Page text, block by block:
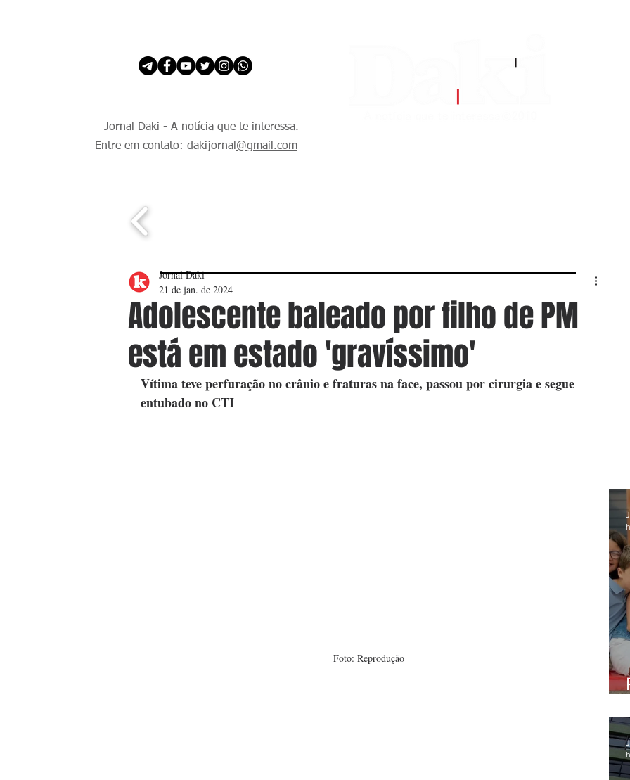
Jornal Daki - A notícia que te interessa.
Entre em contato: dakijornal @gmail.com
Adolescente baleado por filho de PM
está em estado 'gravíssimo'
Jornal Daki
21 de jan. de 2024
Vítima teve perfuração no crânio e fraturas na face, passou por cirurgia e segue
entubado no CTI
Foto: Reprodução